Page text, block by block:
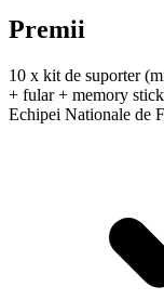
Premii
10 x kit de suporter
+ fular + memory
Echipei Nationale de